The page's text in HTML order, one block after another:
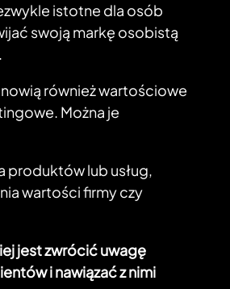
istotne dla osób
swoją markę osobistą
również wartościowe
Można je
produktów lub usług,
wartości firmy czy
jest zwrócić uwagę
i nawiązać z nimi